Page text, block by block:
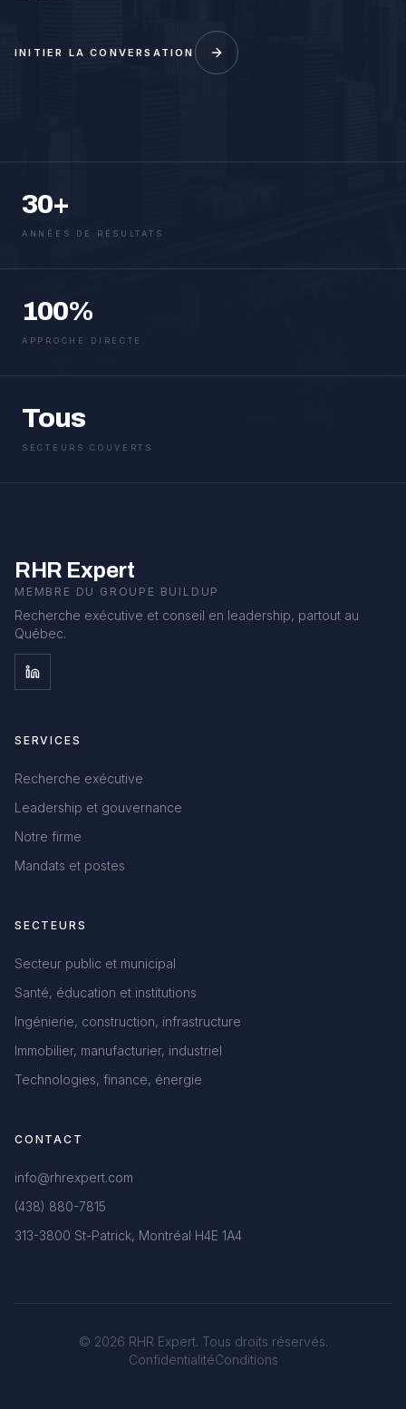
INITIER LA CONVERSATION
30+
ANNÉES DE RÉSULTATS
100%
APPROCHE DIRECTE
Tous
SECTEURS COUVERTS
RHR Expert
MEMBRE DU GROUPE BUILDUP
Recherche exécutive et conseil en leadership, partout au
Québec.
SERVICES
Recherche exécutive
Leadership et gouvernance
Notre firme
Mandats et postes
SECTEURS
Secteur public et municipal
Santé, éducation et institutions
Ingénierie, construction, infrastructure
Immobilier, manufacturier, industriel
Technologies, finance, énergie
CONTACT
info@rhrexpert.com
(438) 880-7815
313-3800 St-Patrick, Montréal H4E 1A4
© 2026 RHR Expert. Tous droits réservés.
ConfidentialitéConditions